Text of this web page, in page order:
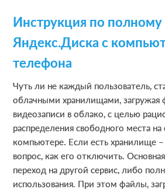
Инструкция по
Яндекс.Диска с
телефона
Чуть ли не каждый пользователь,
облачными хранилищами, загружая
видеозаписи в облако, с целью
распределения свободного места
компьютере. Если есть хранилище –
вопрос, как его отключить.
переход на другой сервис, либо
использования. При этом файлы,